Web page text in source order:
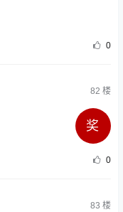
0
82 楼
奖
0
83 楼